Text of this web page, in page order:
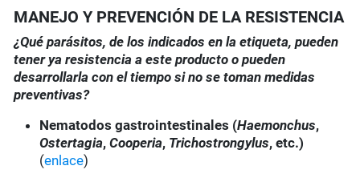
MANEJO Y PREVENCIÓN DE LA RESISTENCIA
¿Qué parásitos, de los indicados en la etiqueta, pueden
tener ya resistencia a este producto o pueden
desarrollarla con el tiempo si no se toman medidas
preventivas?
Nematodos gastrointestinales (Haemonchus,
Ostertagia,Cooperia, Trichostrongylus, etc.)
(enlace)